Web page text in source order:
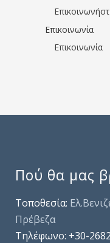
Επικοινωνία
Επικοινωνία
Πού θα μας
Τοποθεσία:
Πρέβεζα
Τηλέφωνo: +30-